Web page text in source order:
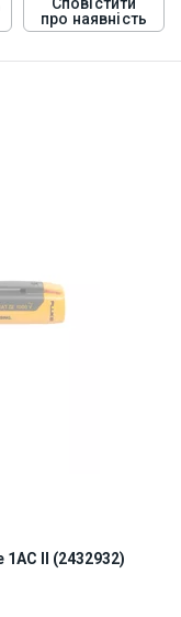
про наявність
1AC II (2432932)